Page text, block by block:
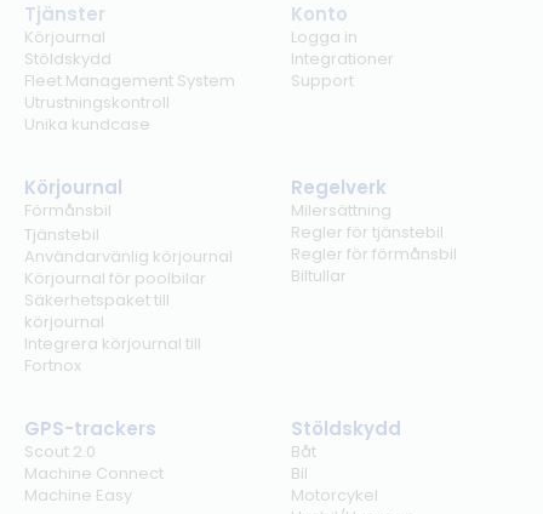
Tjänster
Körjournal
Stöldskydd
Fleet Management System
Utrustningskontroll
Unika kundcase
Konto
Logga in
Integrationer
Support
Körjournal
Förmånsbil
Tjänstebil
Användarvänlig körjournal
Körjournal för poolbilar
Säkerhetspaket till
körjournal
Integrera körjournal till
Fortnox
Regelverk
Milersättning
Regler för tjänstebil
Regler för förmånsbil
Biltullar
GPS-trackers
Scout 2.0
Machine Connect
Machine Easy
Stöldskydd
Båt
Bil
Motorcykel